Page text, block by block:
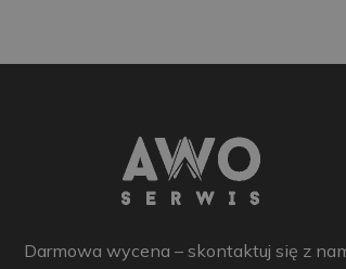
Darmowa wycena – skontaktuj się z